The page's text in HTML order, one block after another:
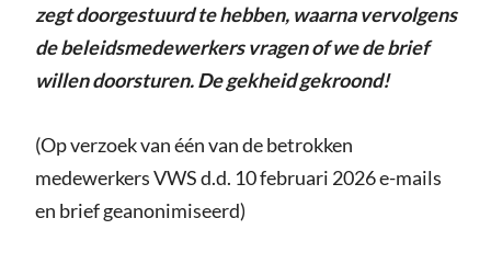
zegt doorgestuurd te hebben, waarna vervolgens
de beleidsmedewerkers vragen of we de brief
willen doorsturen. De gekheid gekroond!
(Op verzoek van één van de betrokken
medewerkers VWS d.d. 10 februari 2026 e-mails
en brief geanonimiseerd)